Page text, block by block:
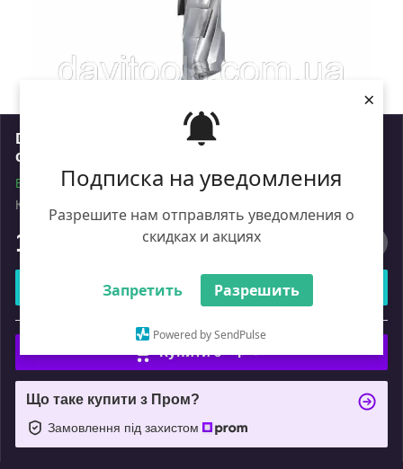
Подписка на уведомления
Разрешите нам отправлять уведомления о
скидках и акциях
Запретить Разрешить
Powered by SendPulse
×
DTA Фреза DIA D=18 I=45 S=25 LH Z=5+1 EC 3
спіралі
В наявності
Код: DTA.18.045.25.0SL
11 275
Купити
Купити з
Що таке купити з Пром?
Замовлення під захистом